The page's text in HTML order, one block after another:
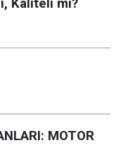
Kaliteli mi?
MOTOR